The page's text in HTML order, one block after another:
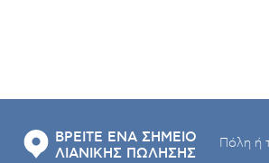
ΒΡΕΙΤΕ ΕΝΑ ΣΗΜΕΙΟ
ΛΙΑΝΙΚΗΣ ΠΩΛΗΣΗΣ